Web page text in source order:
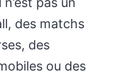
des matchs
des
ou des